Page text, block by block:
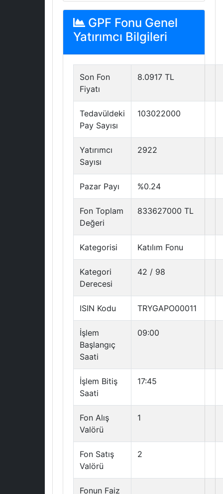
GPF Fonu Genel
Yatırımcı Bilgileri
Son Fon
Fiyatı
8.0917 TL
Tedavüldeki
Pay Sayısı
103022000
Yatırımcı
Sayısı
2922
Pazar Payı %0.24
Fon Toplam
Değeri
833627000 TL
Kategorisi Katılım Fonu
Kategori
Derecesi
42 / 98
ISIN Kodu TRYGAPO00011
İşlem
Başlangıç
Saati
09:00
İşlem Bitiş
Saati
17:45
Fon Alış
Valörü
1
Fon Satış
Valörü
2
Fonun Faiz